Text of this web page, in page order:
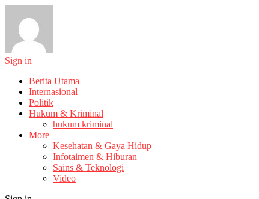
Sign in
Berita Utama
Internasional
Politik
Hukum & Kriminal
hukum kriminal
More
Kesehatan & Gaya Hidup
Infotaimen & Hiburan
Sains & Teknologi
Video